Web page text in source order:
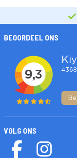
BEOORDEEL ONS
VOLG ONS